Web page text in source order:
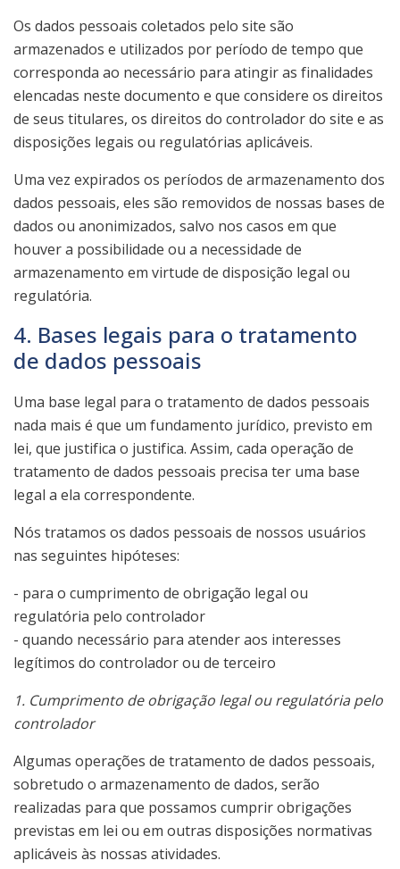
Os dados pessoais coletados pelo site são
armazenados e utilizados por período de tempo que
corresponda ao necessário para atingir as finalidades
elencadas neste documento e que considere os direitos
de seus titulares, os direitos do controlador do site e as
disposições legais ou regulatórias aplicáveis.
Uma vez expirados os períodos de armazenamento dos
dados pessoais, eles são removidos de nossas bases de
dados ou anonimizados, salvo nos casos em que
houver a possibilidade ou a necessidade de
armazenamento em virtude de disposição legal ou
regulatória.
4. Bases legais para o tratamento
de dados pessoais
Uma base legal para o tratamento de dados pessoais
nada mais é que um fundamento jurídico, previsto em
lei, que justifica o justifica. Assim, cada operação de
tratamento de dados pessoais precisa ter uma base
legal a ela correspondente.
Nós tratamos os dados pessoais de nossos usuários
nas seguintes hipóteses:
- para o cumprimento de obrigação legal ou
regulatória pelo controlador
- quando necessário para atender aos interesses
legítimos do controlador ou de terceiro
1. Cumprimento de obrigação legal ou regulatória pelo
controlador
Algumas operações de tratamento de dados pessoais,
sobretudo o armazenamento de dados, serão
realizadas para que possamos cumprir obrigações
previstas em lei ou em outras disposições normativas
aplicáveis às nossas atividades.